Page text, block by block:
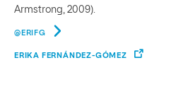
Armstrong, 2009).
@ERIFG
ERIKA FERNÁNDEZ-GÓMEZ